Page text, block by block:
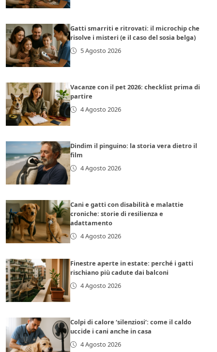
Gatti smarriti e ritrovati: il microchip che
risolve i misteri (e il caso del sosia belga)
5 Agosto 2026
Vacanze con il pet 2026: checklist prima di
partire
4 Agosto 2026
Dindim il pinguino: la storia vera dietro il
film
4 Agosto 2026
Cani e gatti con disabilità e malattie
croniche: storie di resilienza e
adattamento
4 Agosto 2026
Finestre aperte in estate: perché i gatti
rischiano più cadute dai balconi
4 Agosto 2026
Colpi di calore ‘silenziosi’: come il caldo
uccide i cani anche in casa
4 Agosto 2026